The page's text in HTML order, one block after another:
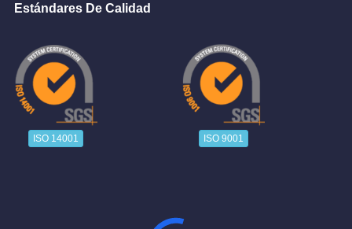
Estándares De Calidad
ISO 14001 ISO 9001